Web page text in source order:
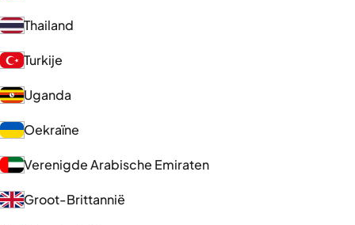
Thailand
Turkije
Uganda
Oekraïne
Verenigde Arabische Emiraten
Groot-Brittannië